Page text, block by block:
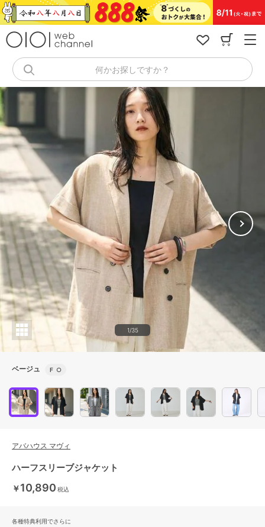
コ
ン
キ
ッ
何かお探しですか？
1/35
ベージュ F ○
アバハウス マヴィ
ハーフスリーブジャケット
￥10,890 税込
各種特典利用でさらに